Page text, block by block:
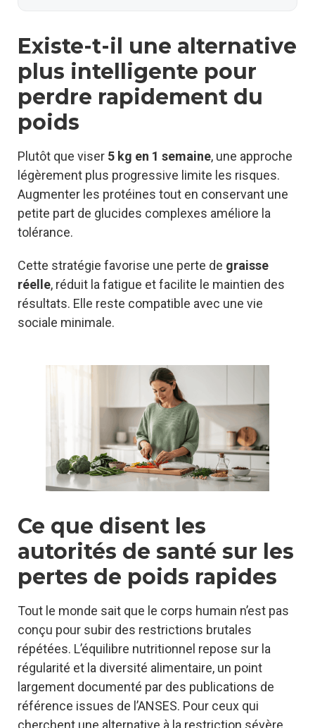
Existe-t-il une alternative
plus intelligente pour
perdre rapidement du
poids
Plutôt que viser 5 kg en 1 semaine, une approche
légèrement plus progressive limite les risques.
Augmenter les protéines tout en conservant une
petite part de glucides complexes améliore la
tolérance.
Cette stratégie favorise une perte de graisse
réelle, réduit la fatigue et facilite le maintien des
résultats. Elle reste compatible avec une vie
sociale minimale.
Ce que disent les
autorités de santé sur les
pertes de poids rapides
Tout le monde sait que le corps humain n’est pas
conçu pour subir des restrictions brutales
répétées. L’équilibre nutritionnel repose sur la
régularité et la diversité alimentaire, un point
largement documenté par des publications de
référence issues de l’ANSES. Pour ceux qui
cherchent une alternative à la restriction sévère,